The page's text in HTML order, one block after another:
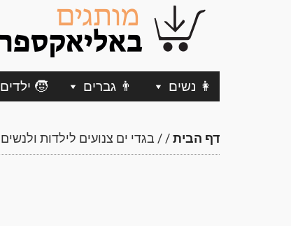
👩 נשים 👨 גברים 🧒 ילדים
דף הבית/
/ בגדי ים צנועים לילדות ולנשים